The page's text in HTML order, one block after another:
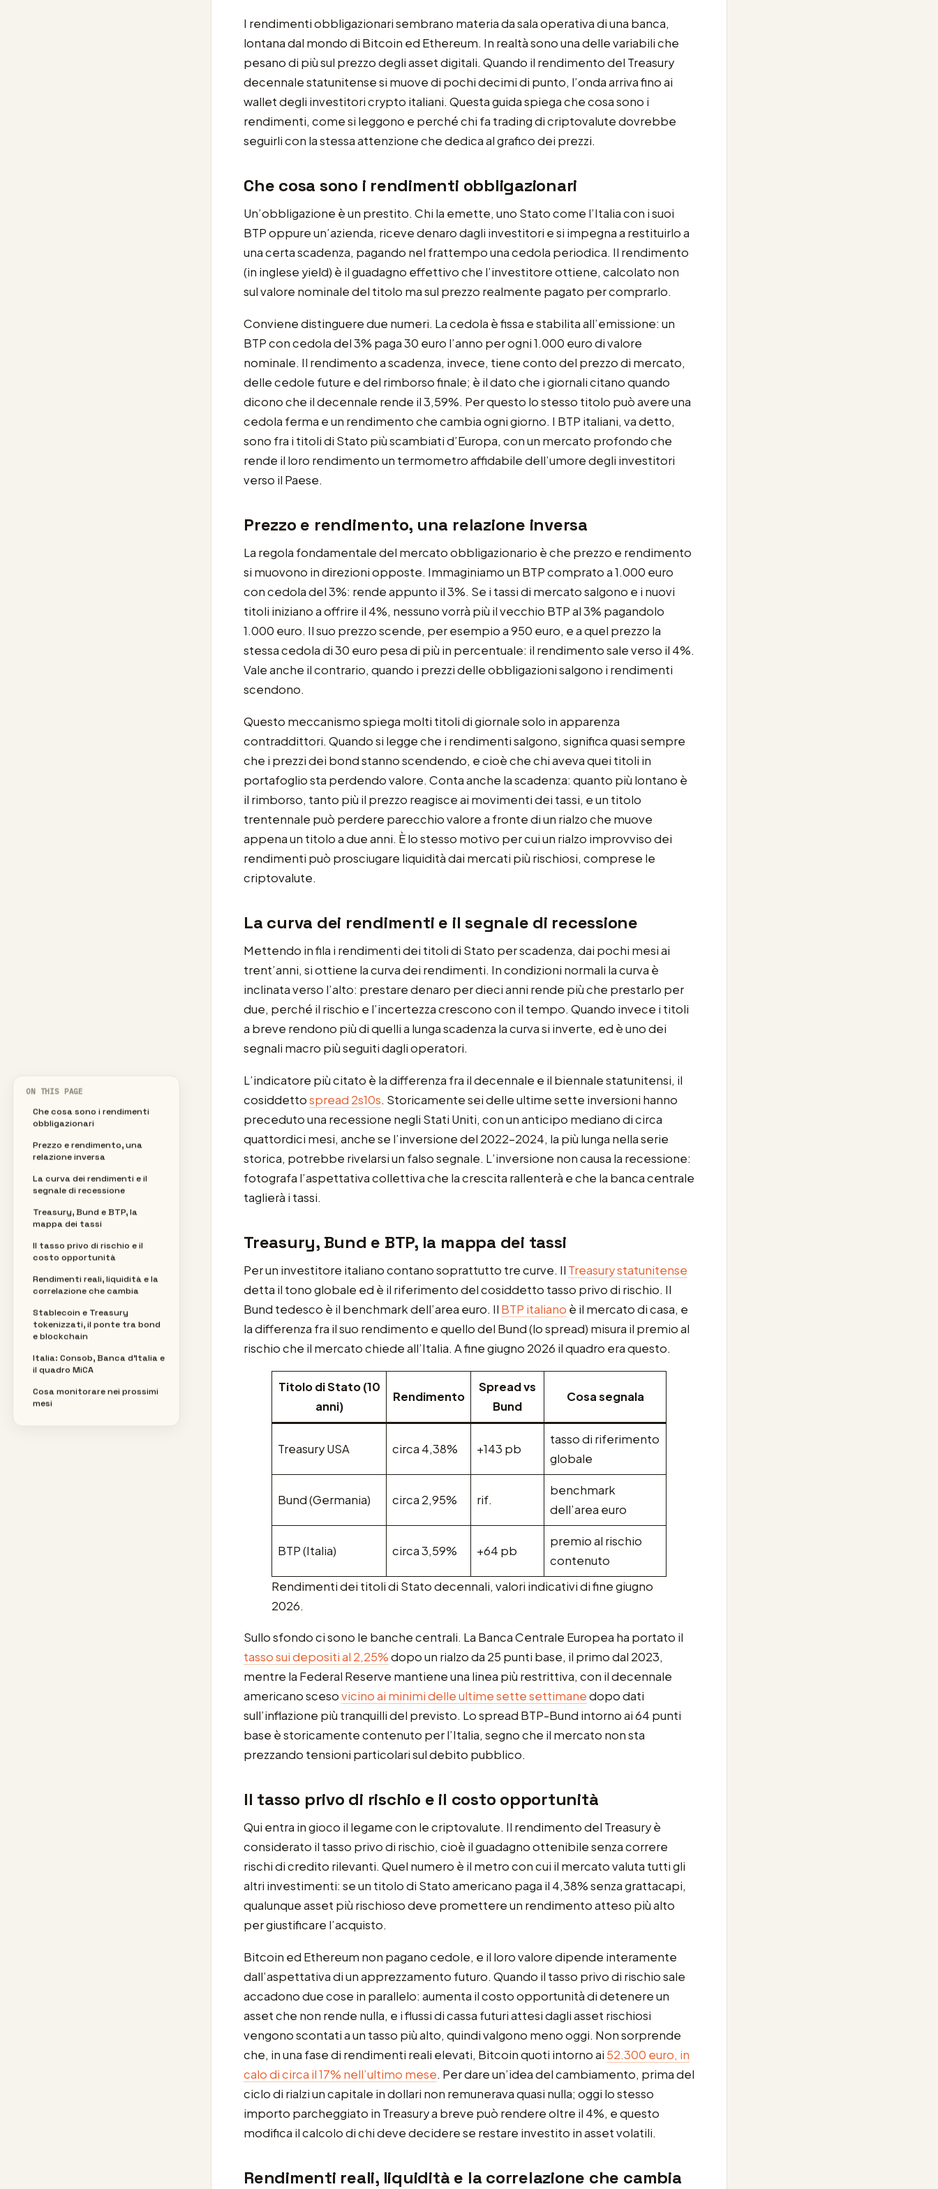
I rendimenti obbligazionari sembrano materia da sala operativa di una banca,
lontana dal mondo di Bitcoin ed Ethereum. In realtà sono una delle variabili che
pesano di più sul prezzo degli asset digitali. Quando il rendimento del Treasury
decennale statunitense si muove di pochi decimi di punto, l’onda arriva fino ai
wallet degli investitori crypto italiani. Questa guida spiega che cosa sono i
rendimenti, come si leggono e perché chi fa trading di criptovalute dovrebbe
seguirli con la stessa attenzione che dedica al grafico dei prezzi.
Che cosa sono i rendimenti obbligazionari
Un’obbligazione è un prestito. Chi la emette, uno Stato come l’Italia con i suoi
BTP oppure un’azienda, riceve denaro dagli investitori e si impegna a restituirlo a
una certa scadenza, pagando nel frattempo una cedola periodica. Il rendimento
(in inglese yield) è il guadagno effettivo che l’investitore ottiene, calcolato non
sul valore nominale del titolo ma sul prezzo realmente pagato per comprarlo.
Conviene distinguere due numeri. La cedola è fissa e stabilita all’emissione: un
BTP con cedola del 3% paga 30 euro l’anno per ogni 1.000 euro di valore
nominale. Il rendimento a scadenza, invece, tiene conto del prezzo di mercato,
delle cedole future e del rimborso finale; è il dato che i giornali citano quando
dicono che il decennale rende il 3,59%. Per questo lo stesso titolo può avere una
cedola ferma e un rendimento che cambia ogni giorno. I BTP italiani, va detto,
sono fra i titoli di Stato più scambiati d’Europa, con un mercato profondo che
rende il loro rendimento un termometro affidabile dell’umore degli investitori
verso il Paese.
Prezzo e rendimento, una relazione inversa
La regola fondamentale del mercato obbligazionario è che prezzo e rendimento
si muovono in direzioni opposte. Immaginiamo un BTP comprato a 1.000 euro
con cedola del 3%: rende appunto il 3%. Se i tassi di mercato salgono e i nuovi
titoli iniziano a offrire il 4%, nessuno vorrà più il vecchio BTP al 3% pagandolo
1.000 euro. Il suo prezzo scende, per esempio a 950 euro, e a quel prezzo la
stessa cedola di 30 euro pesa di più in percentuale: il rendimento sale verso il 4%.
Vale anche il contrario, quando i prezzi delle obbligazioni salgono i rendimenti
scendono.
Questo meccanismo spiega molti titoli di giornale solo in apparenza
contraddittori. Quando si legge che i rendimenti salgono, significa quasi sempre
che i prezzi dei bond stanno scendendo, e cioè che chi aveva quei titoli in
portafoglio sta perdendo valore. Conta anche la scadenza: quanto più lontano è
il rimborso, tanto più il prezzo reagisce ai movimenti dei tassi, e un titolo
trentennale può perdere parecchio valore a fronte di un rialzo che muove
appena un titolo a due anni. È lo stesso motivo per cui un rialzo improvviso dei
rendimenti può prosciugare liquidità dai mercati più rischiosi, comprese le
criptovalute.
La curva dei rendimenti e il segnale di recessione
Mettendo in fila i rendimenti dei titoli di Stato per scadenza, dai pochi mesi ai
trent’anni, si ottiene la curva dei rendimenti. In condizioni normali la curva è
inclinata verso l’alto: prestare denaro per dieci anni rende più che prestarlo per
due, perché il rischio e l’incertezza crescono con il tempo. Quando invece i titoli
a breve rendono più di quelli a lunga scadenza la curva si inverte, ed è uno dei
segnali macro più seguiti dagli operatori.
L’indicatore più citato è la differenza fra il decennale e il biennale statunitensi, il
cosiddettospread 2s10s. Storicamente sei delle ultime sette inversioni hanno
preceduto una recessione negli Stati Uniti, con un anticipo mediano di circa
quattordici mesi, anche se l’inversione del 2022-2024, la più lunga nella serie
storica, potrebbe rivelarsi un falso segnale. L’inversione non causa la recessione:
fotografa l’aspettativa collettiva che la crescita rallenterà e che la banca centrale
taglierà i tassi.
Treasury, Bund e BTP, la mappa dei tassi
Per un investitore italiano contano soprattutto tre curve. Il Treasury statunitense
detta il tono globale ed è il riferimento del cosiddetto tasso privo di rischio. Il
Bund tedesco è il benchmark dell’area euro. Il BTP italiano è il mercato di casa, e
la differenza fra il suo rendimento e quello del Bund (lo spread) misura il premio al
rischio che il mercato chiede all’Italia. A fine giugno 2026 il quadro era questo.
Titolo di Stato (10
anni)
Rendimento
Spread vs
Bund
Cosa segnala
Treasury USA circa 4,38% +143 pb
tasso di riferimento
globale
Bund (Germania) circa 2,95% rif.
benchmark
dell’area euro
BTP (Italia) circa 3,59% +64 pb
premio al rischio
contenuto
Rendimenti dei titoli di Stato decennali, valori indicativi di fine giugno
2026.
Sullo sfondo ci sono le banche centrali. La Banca Centrale Europea ha portato il
tasso sui depositi al 2,25%dopo un rialzo da 25 punti base, il primo dal 2023,
mentre la Federal Reserve mantiene una linea più restrittiva, con il decennale
americano scesovicino ai minimi delle ultime sette settimanedopo dati
sull’inflazione più tranquilli del previsto. Lo spread BTP-Bund intorno ai 64 punti
base è storicamente contenuto per l’Italia, segno che il mercato non sta
prezzando tensioni particolari sul debito pubblico.
Il tasso privo di rischio e il costo opportunità
Qui entra in gioco il legame con le criptovalute. Il rendimento del Treasury è
considerato il tasso privo di rischio, cioè il guadagno ottenibile senza correre
rischi di credito rilevanti. Quel numero è il metro con cui il mercato valuta tutti gli
altri investimenti: se un titolo di Stato americano paga il 4,38% senza grattacapi,
qualunque asset più rischioso deve promettere un rendimento atteso più alto
per giustificare l’acquisto.
Bitcoin ed Ethereum non pagano cedole, e il loro valore dipende interamente
dall’aspettativa di un apprezzamento futuro. Quando il tasso privo di rischio sale
accadono due cose in parallelo: aumenta il costo opportunità di detenere un
asset che non rende nulla, e i flussi di cassa futuri attesi dagli asset rischiosi
vengono scontati a un tasso più alto, quindi valgono meno oggi. Non sorprende
che, in una fase di rendimenti reali elevati, Bitcoin quoti intorno ai 52.300 euro, in
calo di circa il 17% nell’ultimo mese. Per dare un’idea del cambiamento, prima del
ciclo di rialzi un capitale in dollari non remunerava quasi nulla; oggi lo stesso
importo parcheggiato in Treasury a breve può rendere oltre il 4%, e questo
modifica il calcolo di chi deve decidere se restare investito in asset volatili.
Rendimenti reali, liquidità e la correlazione che cambia
ON THIS PAGE
Che cosa sono i rendimenti
obbligazionari
Prezzo e rendimento, una
relazione inversa
La curva dei rendimenti e il
segnale di recessione
Treasury, Bund e BTP, la
mappa dei tassi
Il tasso privo di rischio e il
costo opportunità
Rendimenti reali, liquidità e la
correlazione che cambia
Stablecoin e Treasury
tokenizzati, il ponte tra bond
e blockchain
Italia: Consob, Banca d’Italia e
il quadro MiCA
Cosa monitorare nei prossimi
mesi